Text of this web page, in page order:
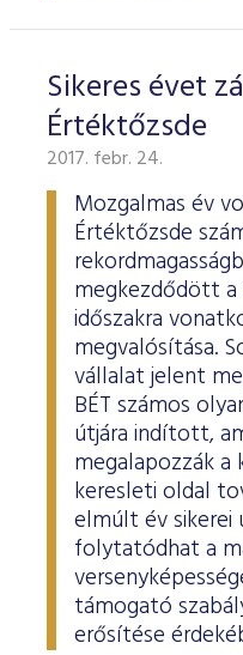
Sikeres évet
Értéktőzsde
2017. febr. 24.
Mozgalmas év
Értéktőzsde
megkezdődött
időszakra
megvalósítása.
vállalat jelent
BÉT számos
útjára indított,
megalapozzák a
keresleti oldal
elmúlt év sikerei
folytatódhat a
támogató
erősítése